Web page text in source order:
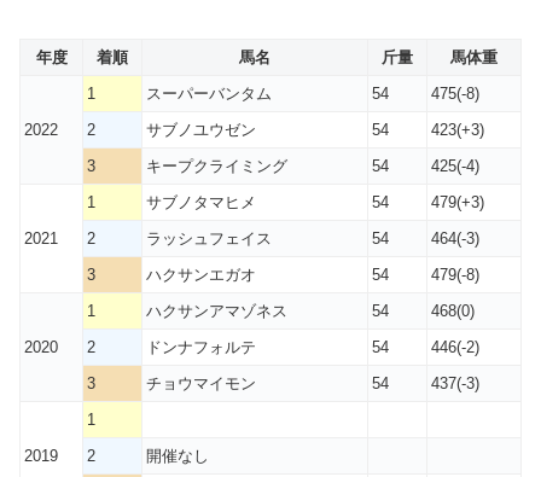
年度 着順 馬名 斤量 馬体重
2022
1 スーパーバンタム 54
475(-8)
2
サブノユウゼン 54
423(+3)
3
キープクライミング 54 425(-4)
2021
1 サブノタマヒメ 54
479(+3)
2
ラッシュフェイス 54
464(-3)
3
ハクサンエガオ 54 479(-8)
2020
1 ハクサンアマゾネス 54
468(0)
2
ドンナフォルテ 54
446(-2)
3
チョウマイモン 54 437(-3)
2019
1
2
開催なし